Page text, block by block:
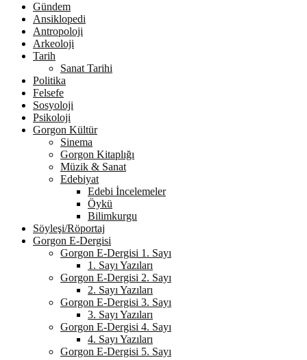
Gündem
Ansiklopedi
Antropoloji
Arkeoloji
Tarih
Sanat Tarihi
Politika
Felsefe
Sosyoloji
Psikoloji
Gorgon Kültür
Sinema
Gorgon Kitaplığı
Müzik & Sanat
Edebiyat
Edebi İncelemeler
Öykü
Bilimkurgu
Söyleşi/Röportaj
Gorgon E-Dergisi
Gorgon E-Dergisi 1. Sayı
1. Sayı Yazıları
Gorgon E-Dergisi 2. Sayı
2. Sayı Yazıları
Gorgon E-Dergisi 3. Sayı
3. Sayı Yazıları
Gorgon E-Dergisi 4. Sayı
4. Sayı Yazıları
Gorgon E-Dergisi 5. Sayı